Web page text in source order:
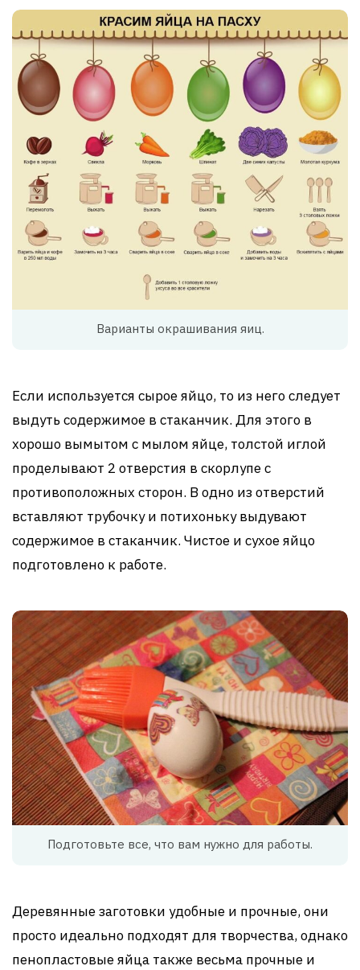
Варианты окрашивания яиц.
Если используется сырое яйцо, то из него следует
выдуть содержимое в стаканчик. Для этого в
хорошо вымытом с мылом яйце, толстой иглой
проделывают 2 отверстия в скорлупе с
противоположных сторон. В одно из отверстий
вставляют трубочку и потихоньку выдувают
содержимое в стаканчик. Чистое и сухое яйцо
подготовлено к работе.
Подготовьте все, что вам нужно для работы.
Деревянные заготовки удобные и прочные, они
просто идеально подходят для творчества, однако
пенопластовые яйца также весьма прочные и